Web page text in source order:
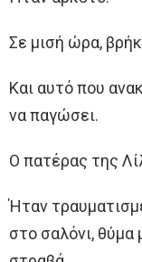
Σε μισή ώρα,
Και αυτό που
να παγώσει.
Ο πατέρας της
Ήταν
στο σαλόνι, θύμα